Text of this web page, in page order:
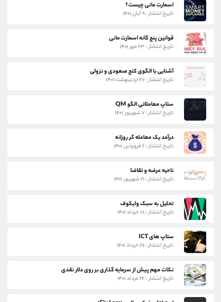
اسمارت مانی چیست؟
تاریخ انتشار : ۹ آبان ۱۴۰۱
قوانین پنج گانه اسمارت مانی
تاریخ انتشار : ۲۳ مهر ۱۴۰۱
آشنایی با الگوی کنج صعودی و نزولی
تاریخ انتشار : ۲۷ اردیبهشت ۱۴۰۱
ستاپ معاملاتی الگو QM
تاریخ انتشار : ۷ شهریور ۱۴۰۱
درآمد یک معامله گر روزانه
تاریخ انتشار : ۶ فروردین ۱۴۰۱
ناحیه عرضه و تقاضا
تاریخ انتشار : ۲۱ شهریور ۱۴۰۱
تحلیل به سبک وایکوف
تاریخ انتشار : ۱۸ خرداد ۱۴۰۱
ستاپ های ICT
تاریخ انتشار : ۲۶ خرداد ۱۴۰۱
نکات مهم پیش از سرمایه گذاری بر روی دلار نقدی
تاریخ انتشار : ۲۲ مرداد ۱۴۰۱